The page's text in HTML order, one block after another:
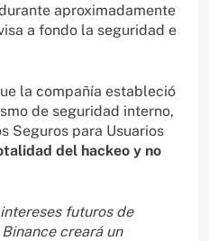
aproximadamente
a fondo la seguridad e
la compañía estableció
de seguridad interno,
Seguros para Usuarios
del hackeo y no
futuros de
creará un